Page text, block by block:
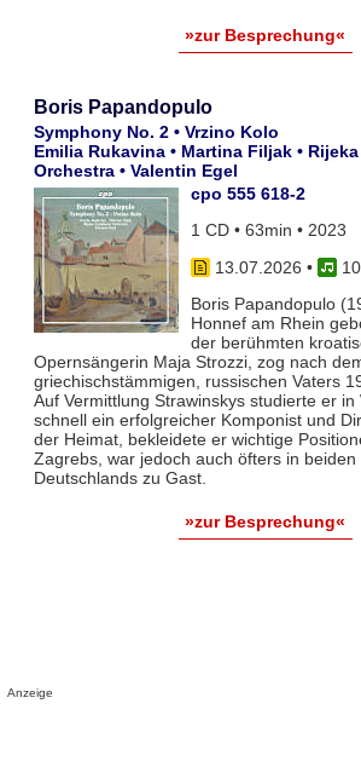
»zur Besprechung«
Boris Papandopulo
Symphony No. 2 • Vrzino Kolo
Emilia Rukavina • Martina Filjak •
Orchestra • Valentin Egel
cpo 555 618-2
1 CD • 63min • 2023
13.07.2026 •
Boris Papandopulo
Honnef am Rhein
der berühmten
Opernsängerin Maja Strozzi, zog nach
griechischstämmigen, russischen Vaters
Auf Vermittlung Strawinskys studierte er
schnell ein erfolgreicher Komponist und
der Heimat, bekleidete er wichtige
Zagrebs, war jedoch auch öfters in beiden
Deutschlands zu Gast.
»zur Besprechung«
Anzeige